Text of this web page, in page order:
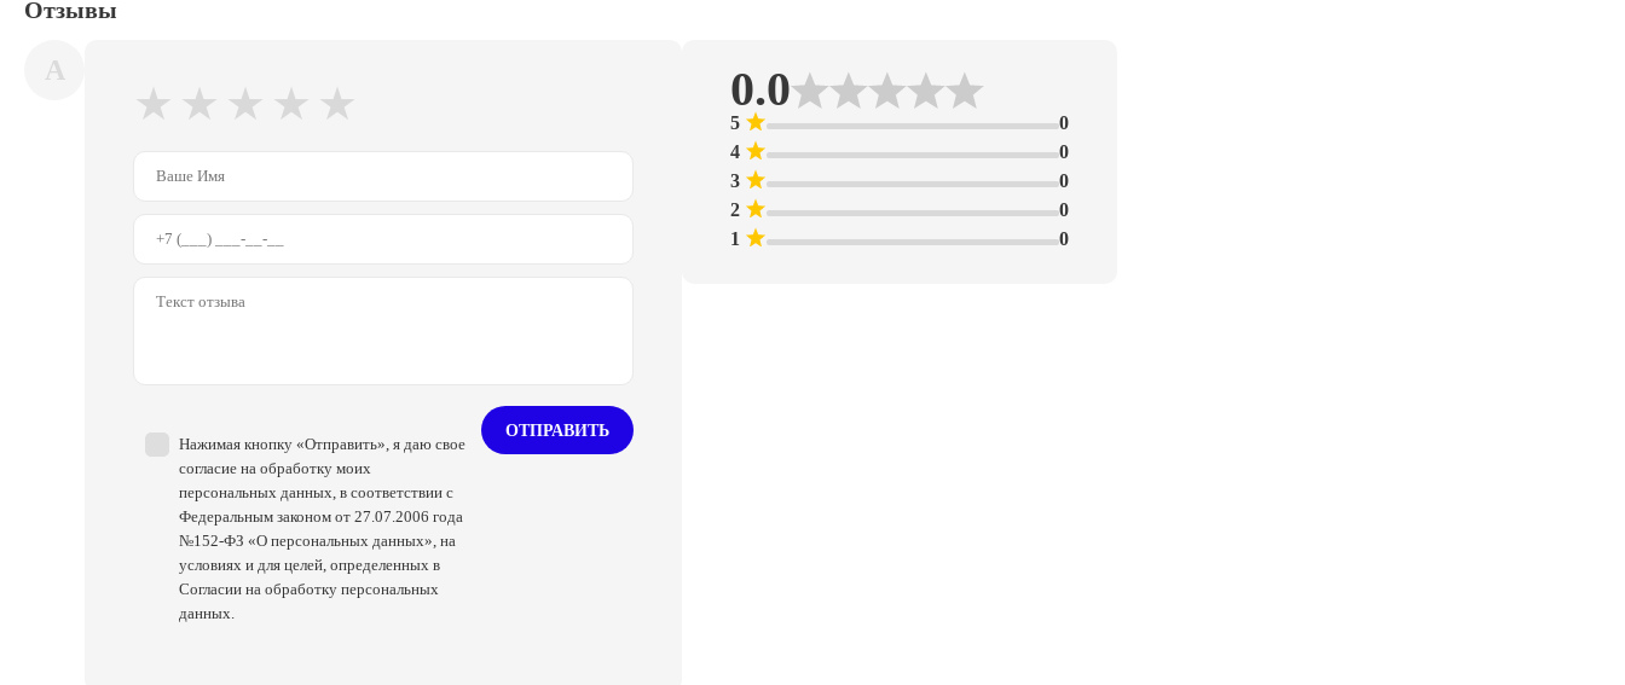
Отзывы
0.0
5
0
4
0
3
0
2
0
1
0
A
★ ★ ★ ★ ★
Нажимая кнопку «Отправить», я даю свое
согласие на обработку моих
персональных данных, в соответствии с
Федеральным законом от 27.07.2006 года
№152-ФЗ «О персональных данных», на
условиях и для целей, определенных в
Согласии на обработку персональных
данных.
ОТПРАВИТЬ